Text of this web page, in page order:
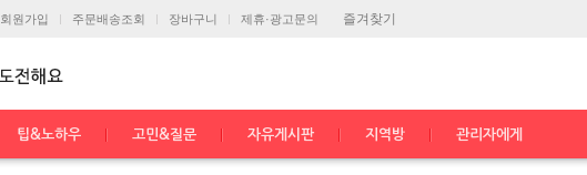
즐겨찾기
회원가입 주문배송조회 장바구니 제휴·광고문의
팁&노하우 고민&질문 자유게시판 지역방 관리자에게